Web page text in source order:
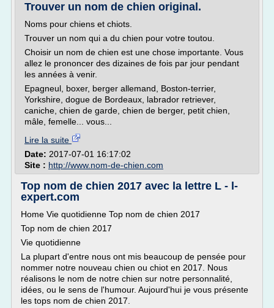
Trouver un nom de chien original.
Noms pour chiens et chiots.
Trouver un nom qui a du chien pour votre toutou.
Choisir un nom de chien est une chose importante. Vous
allez le prononcer des dizaines de fois par jour pendant
les années à venir.
Epagneul, boxer, berger allemand, Boston-terrier,
Yorkshire, dogue de Bordeaux, labrador retriever,
caniche, chien de garde, chien de berger, petit chien,
mâle, femelle... vous...
Lire la suite
Date: 2017-07-01 16:17:02
Site : http://www.nom-de-chien.com
Top nom de chien 2017 avec la lettre L - l-
expert.com
Home Vie quotidienne Top nom de chien 2017
Top nom de chien 2017
Vie quotidienne
La plupart d'entre nous ont mis beaucoup de pensée pour
nommer notre nouveau chien ou chiot en 2017. Nous
réalisons le nom de notre chien sur notre personnalité,
idées, ou le sens de l'humour. Aujourd'hui je vous présente
les tops nom de chien 2017.